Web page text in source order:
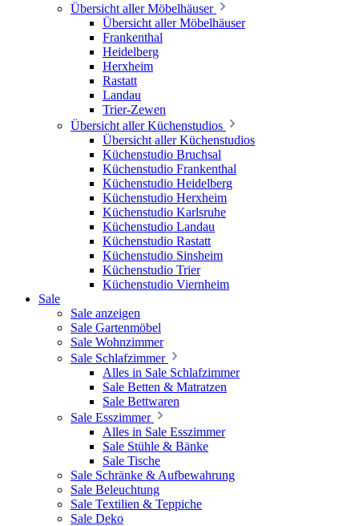
Übersicht aller Möbelhäuser
Übersicht aller Möbelhäuser
Frankenthal
Heidelberg
Herxheim
Rastatt
Landau
Trier-Zewen
Übersicht aller Küchenstudios
Übersicht aller Küchenstudios
Küchenstudio Bruchsal
Küchenstudio Frankenthal
Küchenstudio Heidelberg
Küchenstudio Herxheim
Küchenstudio Karlsruhe
Küchenstudio Landau
Küchenstudio Rastatt
Küchenstudio Sinsheim
Küchenstudio Trier
Küchenstudio Viernheim
Sale
Sale anzeigen
Sale Gartenmöbel
Sale Wohnzimmer
Sale Schlafzimmer
Alles in Sale Schlafzimmer
Sale Betten & Matratzen
Sale Bettwaren
Sale Esszimmer
Alles in Sale Esszimmer
Sale Stühle & Bänke
Sale Tische
Sale Schränke & Aufbewahrung
Sale Beleuchtung
Sale Textilien & Teppiche
Sale Deko